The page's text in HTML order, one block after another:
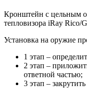
Кронштейн с цельным
тепловизора iRay Rico/
Установка на оружие
1 этап –
2 этап –
ответной частью;
3 этап –